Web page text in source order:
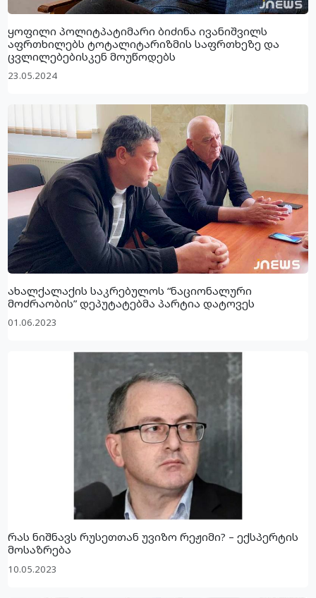
ყოფილი პოლიტპატიმარი ბიძინა ივანიშვილს
აფრთხილებს ტოტალიტარიზმის საფრთხეზე და
ცვლილებებისკენ მოუწოდებს
23.05.2024
ახალქალაქის საკრებულოს “ნაციონალური
მოძრაობის” დეპუტატებმა პარტია დატოვეს
01.06.2023
რას ნიშნავს რუსეთთან უვიზო რეჟიმი? – ექსპერტის
მოსაზრება
10.05.2023